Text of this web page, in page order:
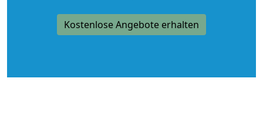
Kostenlose Angebote erhalten